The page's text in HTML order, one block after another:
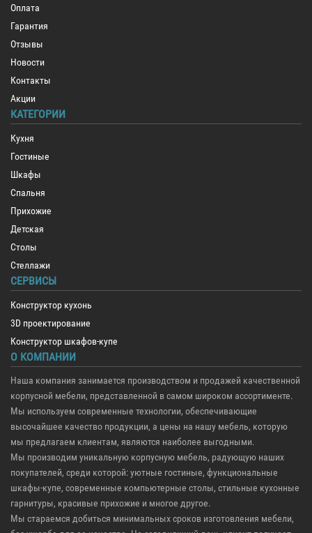
Оплата
Гарантия
Отзывы
Новости
Контакты
Акции
КАТЕГОРИИ
Кухня
Гостиные
Шкафы
Спальня
Прихожие
Детская
Столы
Стеллажи
СЕРВИСЫ
Конструктор кухонь
3D проектирование
Конструктор шкафов-купе
О КОМПАНИИ
Наша компания занимается производством и продажей качественной
корпусной мебели, представленной в самом широком ассортименте.
Мы используем современные технологии, обеспечивающие
высочайшее качество продукции, а цены на нашу мебель, которую
мы предлагаем клиентам, являются наиболее выгодными.
Мы производим уникальную корпусную мебель, радующую наших
покупателей, среди которой: уютные гостиные, функциональные
шкафы-купе, современные компьютерные столы, стильные кухонные
гарнитуры, красивые прихожие и многое другое.
Мы стараемся добиться минимальных сроков изготовления мебели,